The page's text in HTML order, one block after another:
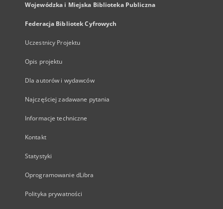
Wojewódzka i Miejska Biblioteka Publiczna
Federacja Bibliotek Cyfrowych
Uczestnicy Projektu
Opis projektu
Dla autorów i wydawców
Najczęściej zadawane pytania
Informacje techniczne
Kontakt
Statystyki
Oprogramowanie dLibra
Polityka prywatności